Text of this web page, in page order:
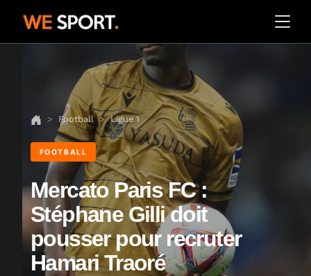
Football Ligue 1
FOOTBALL
Mercato Paris FC :
Stéphane Gilli doit
pousser pour recruter
Hamari Traoré